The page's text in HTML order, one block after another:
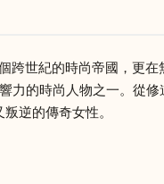
世紀的時尚帝國，更
力的時尚人物之一。從
逆的傳奇女性。